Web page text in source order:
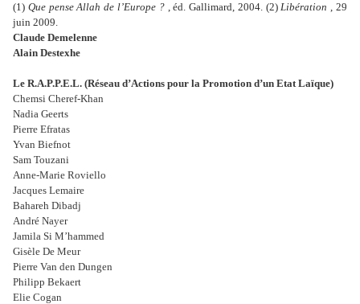
(1) Que pense Allah de l’Europe ?, éd. Gallimard, 2004. (2)Libération , 29
juin 2009.
Claude Demelenne
Alain Destexhe
Le R.A.P.P.E.L. (Réseau d’Actions pour la Promotion d’un Etat Laïque)
Chemsi Cheref-Khan
Nadia Geerts
Pierre Efratas
Yvan Biefnot
Sam Touzani
Anne-Marie Roviello
Jacques Lemaire
Bahareh Dibadj
André Nayer
Jamila Si M’hammed
Gisèle De Meur
Pierre Van den Dungen
Philipp Bekaert
Elie Cogan